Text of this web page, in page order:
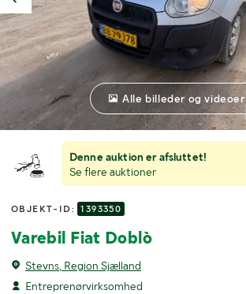
Denne auktion er afsluttet!
Se flere auktioner
OBJEKT-ID: 1393350
Varebil Fiat Doblò
Stevns, Region Sjælland
Entreprenørvirksomhed
Alle billeder og videoer